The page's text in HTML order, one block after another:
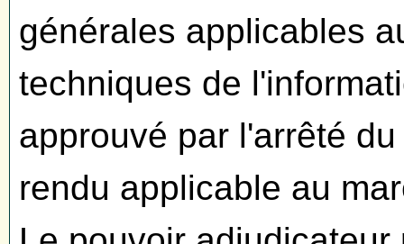
générales applicables
techniques de
approuvé par l'arrêté
rendu applicable au